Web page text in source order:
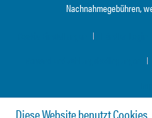
Nachnahmegebühren,
Diese Website benutzt